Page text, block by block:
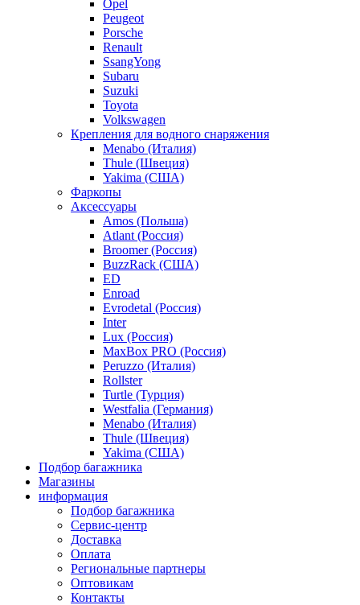
Opel
Peugeot
Porsche
Renault
SsangYong
Subaru
Suzuki
Toyota
Volkswagen
Крепления для водного снаряжения
Menabo (Италия)
Thule (Швеция)
Yakima (США)
Фаркопы
Аксессуары
Amos (Польша)
Atlant (Россия)
Broomer (Россия)
BuzzRack (США)
ED
Enroad
Evrodetal (Россия)
Inter
Lux (Россия)
MaxBox PRO (Россия)
Peruzzo (Италия)
Rollster
Turtle (Турция)
Westfalia (Германия)
Menabo (Италия)
Thule (Швеция)
Yakima (США)
Подбор багажника
Магазины
информация
Подбор багажника
Сервис-центр
Доставка
Оплата
Региональные партнеры
Оптовикам
Контакты